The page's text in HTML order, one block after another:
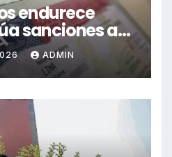
endurece
sanciones a
México
ADMIN